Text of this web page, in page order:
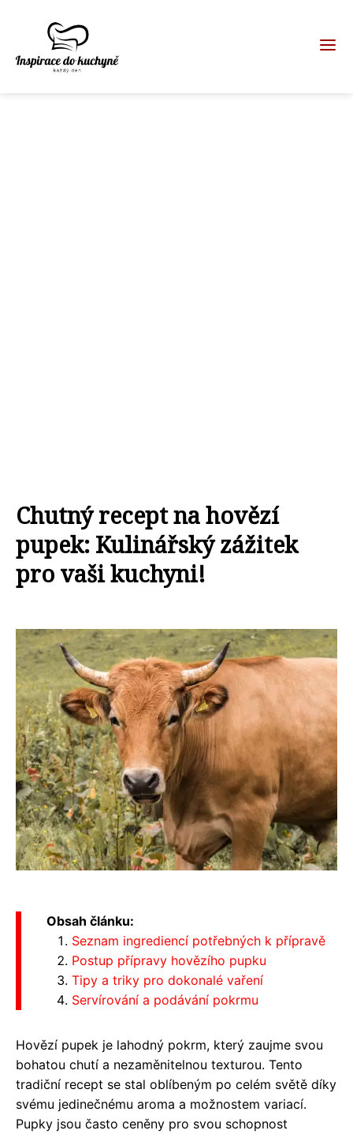
Chutný recept na hovězí
pupek: Kulinářský zážitek
pro vaši kuchyni!
Obsah článku:
Seznam ingrediencí potřebných k přípravě
Postup přípravy hovězího pupku
Tipy a triky pro dokonalé vaření
Servírování a podávání pokrmu
Hovězí pupek je lahodný pokrm, který zaujme svou
bohatou chutí a nezaměnitelnou texturou. Tento
tradiční recept se stal oblíbeným po celém světě díky
svému jedinečnému aroma a možnostem variací.
Pupky jsou často ceněny pro svou schopnost